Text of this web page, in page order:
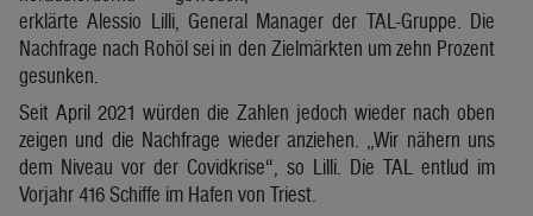
erklärte Alessio Lilli, General Manager der TAL-Gruppe. Die
Nachfrage nach Rohöl sei in den Zielmärkten um zehn Prozent
gesunken.
Seit April 2021 würden die Zahlen jedoch wieder nach oben
zeigen und die Nachfrage wieder anziehen. „Wir nähern uns
dem Niveau vor der Covidkrise“, so Lilli. Die TAL entlud im
Vorjahr 416 Schiffe im Hafen von Triest.